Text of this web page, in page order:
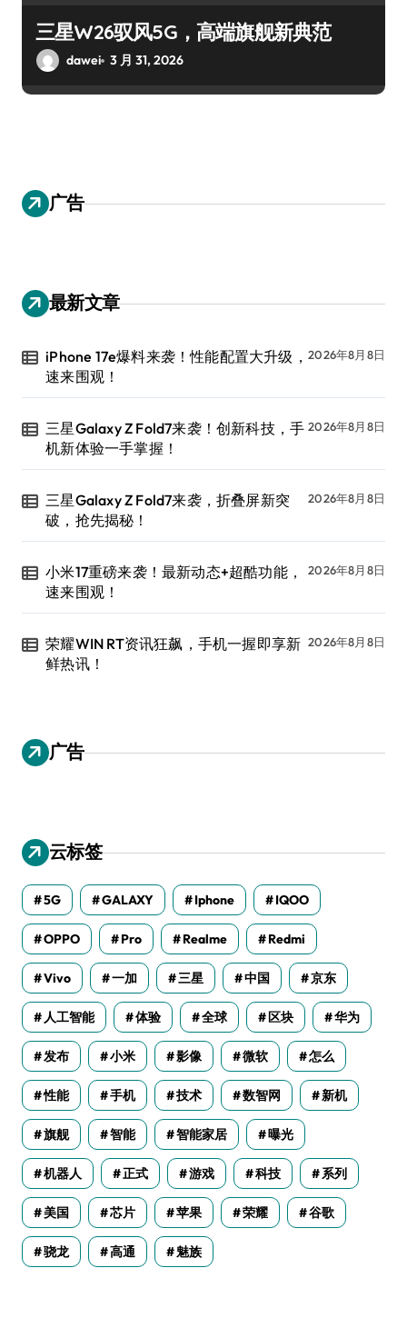
三星W26驭风5G，高端旗舰新典范
dawei 3 月 31, 2026
广告
最新文章
iPhone 17e爆料来袭！性能配置大升级，
速来围观！
2026年8月8日
三星Galaxy Z Fold7来袭！创新科技，手
机新体验一手掌握！
2026年8月8日
三星Galaxy Z Fold7来袭，折叠屏新突
破，抢先揭秘！
2026年8月8日
小米17重磅来袭！最新动态+超酷功能，
速来围观！
2026年8月8日
荣耀WIN RT资讯狂飙，手机一握即享新
鲜热讯！
2026年8月8日
广告
云标签
5G GALAXY Iphone IQOO
OPPO Pro Realme Redmi
Vivo 一加 三星 中国 京东
人工智能 体验 全球 区块 华为
发布 小米 影像 微软 怎么
性能 手机 技术 数智网 新机
旗舰 智能 智能家居 曝光
机器人 正式 游戏 科技 系列
美国 芯片 苹果 荣耀 谷歌
骁龙 高通 魅族